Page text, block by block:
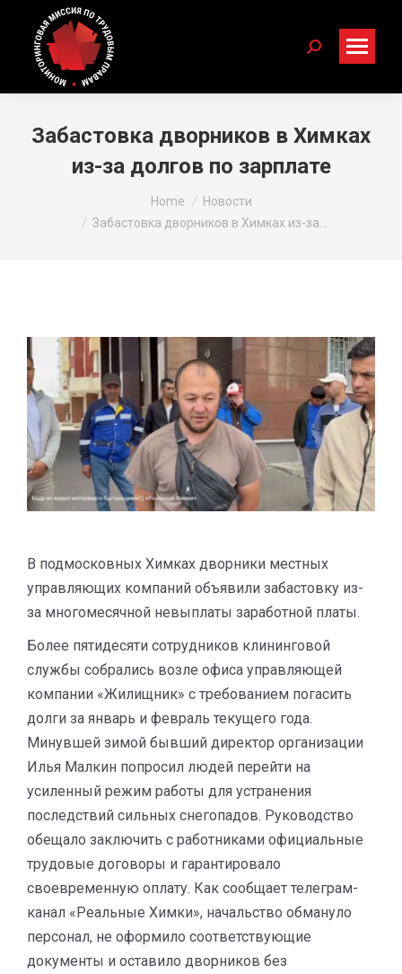
Search:
Забастовка дворников в Химках
из-за долгов по зарплате
Home
Новости
Забастовка дворников в Химках из-за…
В подмосковных Химках дворники местных
управляющих компаний объявили забастовку из-
за многомесячной невыплаты заработной платы.
Более пятидесяти сотрудников клининговой
службы собрались возле офиса управляющей
компании «Жилищник» с требованием погасить
долги за январь и февраль текущего года.
Минувшей зимой бывший директор организации
Илья Малкин попросил людей перейти на
усиленный режим работы для устранения
последствий сильных снегопадов. Руководство
обещало заключить с работниками официальные
трудовые договоры и гарантировало
своевременную оплату. Как сообщает телеграм-
канал «Реальные Химки», начальство обмануло
персонал, не оформило соответствующие
документы и оставило дворников без